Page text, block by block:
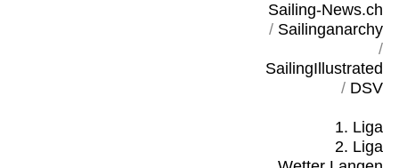
Sailing-News.ch
/ Sailinganarchy
/
SailingIllustrated
/ DSV
1. Liga
2. Liga